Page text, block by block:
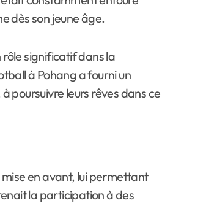
dès son jeune âge.
significatif dans la
à Pohang a fourni un
poursuivre leurs rêves dans ce
mise en avant, lui permettant
la participation à des